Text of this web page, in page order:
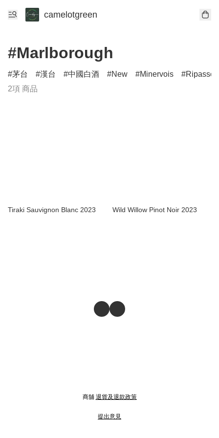
camelotgreen
#Marlborough
茅台 漢台 中國白酒 New Minervois
Ripasso
2項 商品
Tiraki Sauvignon Blanc 2023 Wild Willow Pinot Noir 2023
商舖 退貨及退款政策
提出意見